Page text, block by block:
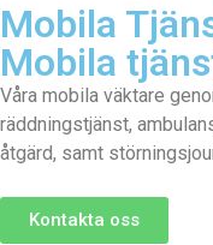
Mobila
Mobila
Våra mobila väktare
räddningstjänst,
åtgärd, samt
Kontakta oss